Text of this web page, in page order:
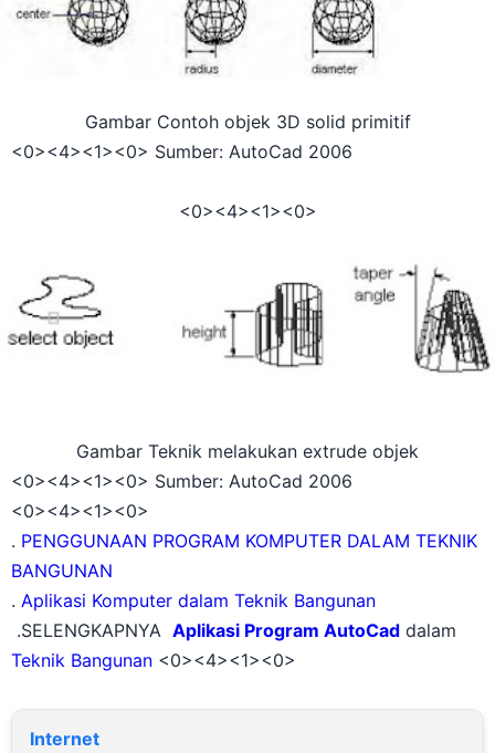
Gambar Contoh objek 3D solid primitif
<0><4><1><0> Sumber: AutoCad 2006
<0><4><1><0>
Gambar Teknik melakukan extrude objek
<0><4><1><0> Sumber: AutoCad 2006
<0><4><1><0>
. PENGGUNAAN PROGRAM KOMPUTER DALAM TEKNIK
BANGUNAN
. Aplikasi Komputer dalam Teknik Bangunan
.SELENGKAPNYA Aplikasi Program AutoCad dalam
Teknik Bangunan <0><4><1><0>
Internet